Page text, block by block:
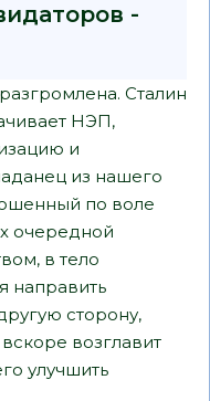
-
Сталин
НЭП,
и
из нашего
по воле
очередной
в тело
направить
сторону,
возглавит
улучшить